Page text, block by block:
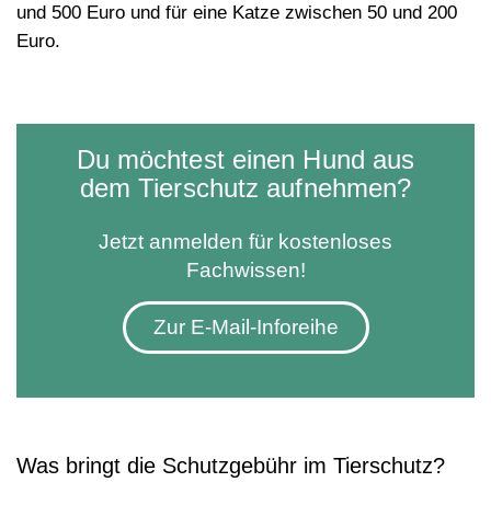
und 500 Euro und für eine Katze zwischen 50 und 200
Euro.
Du möchtest einen Hund aus
dem Tierschutz aufnehmen?
Jetzt anmelden für kostenloses
Fachwissen!
Zur E-Mail-Inforeihe
Was bringt die Schutzgebühr im Tierschutz?